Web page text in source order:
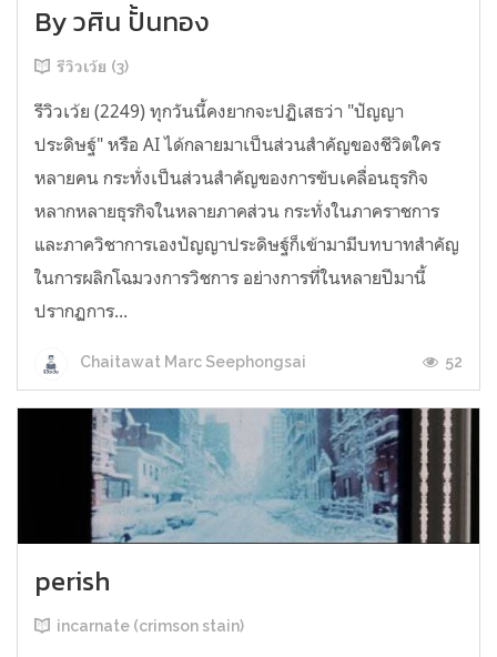
By วศิน ปั้นทอง
รีวิวเว้ย (3)
รีวิวเว้ย (2249) ทุกวันนี้คงยากจะปฏิเสธว่า "ปัญญา
ประดิษฐ์" หรือ AI ได้กลายมาเป็นส่วนสำคัญของชีวิตใคร
หลายคน กระทั่งเป็นส่วนสำคัญของการขับเคลื่อนธุรกิจ
หลากหลายธุรกิจในหลายภาคส่วน กระทั่งในภาคราชการ
และภาควิชาการเองปัญญาประดิษฐ์ก็เข้ามามีบทบาทสำคัญ
ในการผลิกโฉมวงการวิชการ อย่างการที่ในหลายปีมานี้
ปรากฏการ...
Chaitawat Marc Seephongsai 52
perish
incarnate (crimson stain)